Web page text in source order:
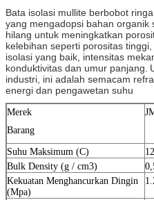
Bata isolasi mullite berbobot
yang mengadopsi bahan organik
hilang untuk meningkatkan
kelebihan seperti porositas
isolasi yang baik, intensitas
konduktivitas dan umur panjang.
industri, ini adalah semacam
energi dan pengawetan suhu
Merek
Barang
Suhu Maksimum (C)
Bulk Density (g / cm3)
Kekuatan Menghancurkan Dingin
(Mpa)